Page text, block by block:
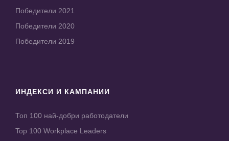
Победители 2021
Победители 2020
Победители 2019
ИНДЕКСИ И КАМПАНИИ
Топ 100 най-добри работодатели
Top 100 Workplace Leaders